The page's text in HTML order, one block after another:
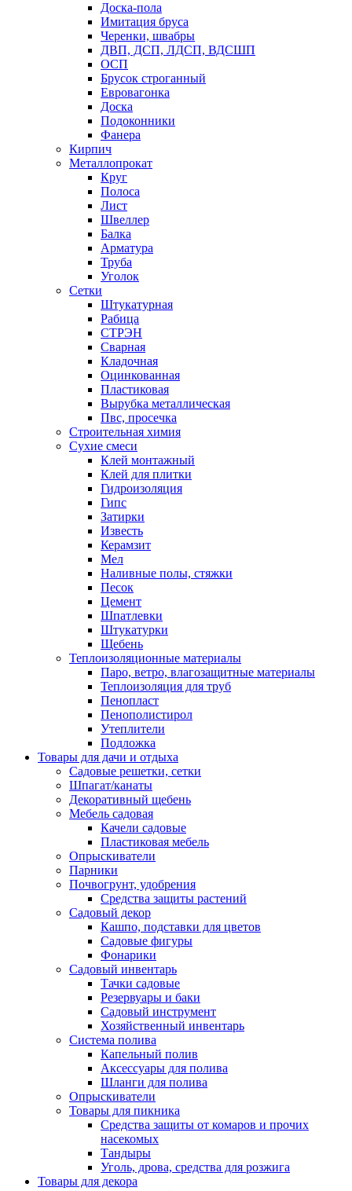
Доска-пола
Имитация бруса
Черенки, швабры
ДВП, ДСП, ЛДСП, ВДСШП
ОСП
Брусок строганный
Евровагонка
Доска
Подоконники
Фанера
Кирпич
Металлопрокат
Круг
Полоса
Лист
Швеллер
Балка
Арматура
Труба
Уголок
Сетки
Штукатурная
Рабица
СТРЭН
Сварная
Кладочная
Оцинкованная
Пластиковая
Вырубка металлическая
Пвс, просечка
Строительная химия
Сухие смеси
Клей монтажный
Клей для плитки
Гидроизоляция
Гипс
Затирки
Известь
Керамзит
Мел
Наливные полы, стяжки
Песок
Цемент
Шпатлевки
Штукатурки
Щебень
Теплоизоляционные материалы
Паро, ветро, влагозащитные материалы
Теплоизоляция для труб
Пенопласт
Пенополистирол
Утеплители
Подложка
Товары для дачи и отдыха
Садовые решетки, сетки
Шпагат/канаты
Декоративный щебень
Мебель садовая
Качели садовые
Пластиковая мебель
Опрыскиватели
Парники
Почвогрунт, удобрения
Средства защиты растений
Садовый декор
Кашпо, подставки для цветов
Садовые фигуры
Фонарики
Садовый инвентарь
Тачки садовые
Резервуары и баки
Садовый инструмент
Хозяйственный инвентарь
Система полива
Капельный полив
Аксессуары для полива
Шланги для полива
Опрыскиватели
Товары для пикника
Средства защиты от комаров и прочих
насекомых
Тандыры
Уголь, дрова, средства для розжига
Товары для декора